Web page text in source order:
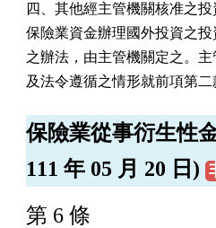
四、其他經主管機關核准之投
保險業資金辦理國外投資之
之辦法，由主管機關定之。
及法令遵循之情形就前項第二
保險業從事衍生性
111 年 05 月 20 日)
第 6 條